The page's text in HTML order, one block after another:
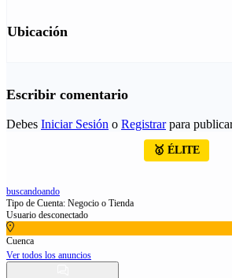
Ubicación
Escribir comentario
Debes Iniciar Sesión o Registrarpara
🥇 ÉLITE
buscandoando
Tipo de Cuenta: Negocio o Tienda
Usuario desconectado
Cuenca
Ver todos los anuncios